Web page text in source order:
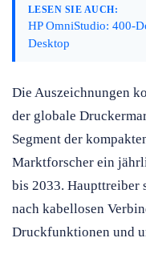
LESEN SIE AUCH:
HP OmniStudio: 400-
Desktop
Die Auszeichnungen
der globale
Segment der
Marktforscher ein
bis 2033. Haupttreiber
nach kabellosen
Druckfunktionen und